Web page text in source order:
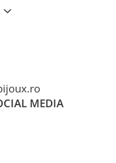
MEDIA